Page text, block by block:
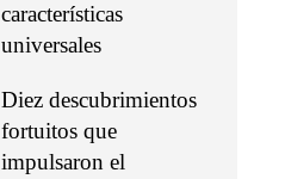
características
universales
Diez descubrimientos
fortuitos que
impulsaron el